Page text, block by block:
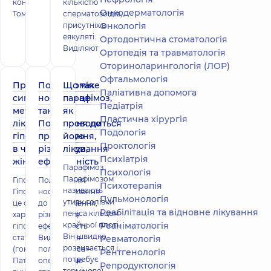
контрацепції.
Тому зверну
кількістю
сперматозоїдів,
присутніх в
еякуляті.
Виділяют
Причини,
симптоми і
методи
лікування
гіпогонадизму
в чоловіків і
жінок
Гіпогонадизм
Гіпогонадизм –
це синдром, який
характеризується
гіпофункцією
статевих залоз
(гонад).
Патологічні зміни
Поліпотомія
носа: що це
таке.
Показання до
проведення,
різновиди,
ефективність
Поліпотомія
носа: показання
до проведення,
різновиди,
ефективність
Видалення
поліпів носа –
оперативне
Що таке
парафімоз,
як
проводиться
його
лікування
Парафімоз
Парафімозом
називають
утиск голівки
пеніса кільцем
крайньої плоті.
Він швидко
розвивається і
потребує
Онкодерматологія
Онкологія
Ортодонтична стоматологія
Ортопедія та травматологія
Оториноларингологія (ЛОР)
Офтальмологія
Паліативна допомога
Педіатрія
Пластична хірургія
Подологiя
Проктологія
Психіатрія
Психологія
Психотерапія
Пульмонологія
Реабілітація та відновне лікування
Реаніматологія
Ревматологія
Рентгенологія
Репродуктологія